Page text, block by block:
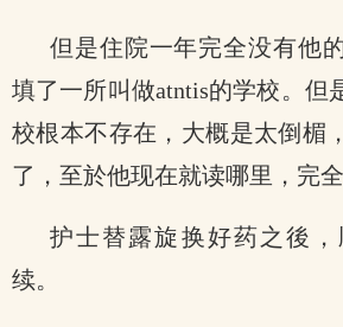
但是住院一年完全没有他
填了一所叫做atntis的学校。但
校根本不存在，大概是太倒楣
了，至於他现在就读哪里，完全
护士替露旋换好药之後
续。